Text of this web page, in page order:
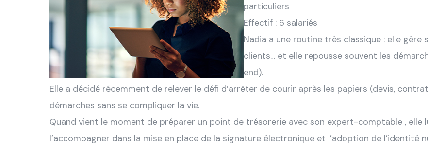
particuliers
Effectif : 6 salariés
Nadia a une routine très classique : elle gère
clients… et elle repousse souvent les
end).
Elle a décidé récemment de relever le défi d’arrêter de courir après les papiers (devis,
démarches sans se compliquer la vie.
Quand vient le moment de préparer un point de trésorerie avec son expert-comptable , elle
l’accompagner dans la mise en place de la signature électronique et l’adoption de l’identité